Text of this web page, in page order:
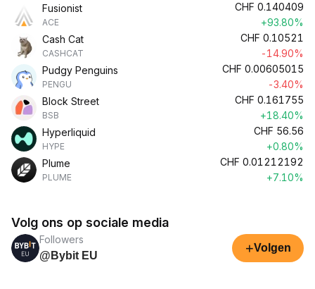
Fusionist
ACE
CHF 0.140409
+93.80%
Cash Cat
CASHCAT
CHF 0.10521
-14.90%
Pudgy Penguins
PENGU
CHF 0.00605015
-3.40%
Block Street
BSB
CHF 0.161755
+18.40%
Hyperliquid
HYPE
CHF 56.56
+0.80%
Plume
PLUME
CHF 0.01212192
+7.10%
Volg ons op sociale media
Followers
@Bybit EU
+Volgen